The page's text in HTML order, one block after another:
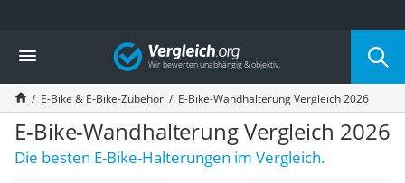
Die beliebtesten Vergleiche nach Kategorie
Freizeit & Sport
Gartentrampolin
Trampolin
Metalldetektor
Eufab-Fahrradträger
Trampolin 366 cm
Vergleich
E-Bike & E-Bike-Zubehör E-Bike-Wandhalterung Vergleich 2026
E-Bike-Wandhalterung Vergleich 2026
Die besten E-Bike-Halterungen im Vergleich.